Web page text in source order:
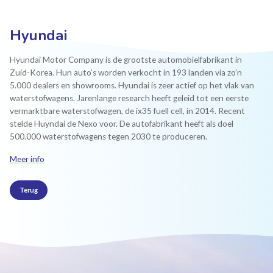
Hyundai
Hyundai Motor Company is de grootste automobielfabrikant in
Zuid-Korea. Hun auto’s worden verkocht in 193 landen via zo’n
5.000 dealers en showrooms. Hyundai is zeer actief op het vlak van
waterstofwagens. Jarenlange research heeft geleid tot een eerste
vermarktbare waterstofwagen, de ix35 fuell cell, in 2014. Recent
stelde Huyndai de Nexo voor. De autofabrikant heeft als doel
500.000 waterstofwagens tegen 2030 te produceren.
Meer info
Terug